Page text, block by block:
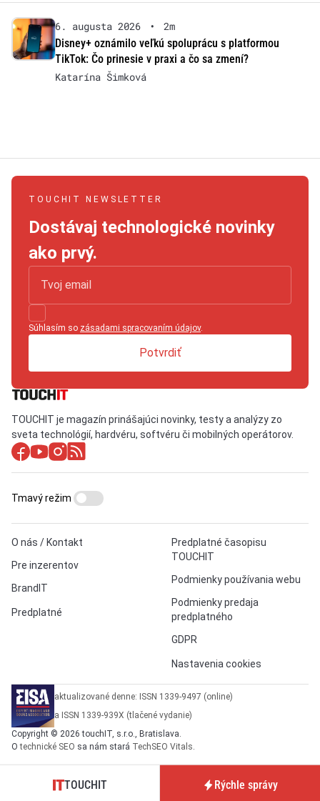
6. augusta 2026 •
2m
Disney+ oznámilo veľkú spoluprácu s platformou
TikTok: Čo prinesie v praxi a čo sa zmení?
Katarína Šimková
TOUCHIT NEWSLETTER
Dostávaj technologické novinky
ako prvý.
Súhlasím so zásadami spracovaním údajov.
Potvrdiť
TOUCHIT je magazín prinášajúci novinky, testy a analýzy zo
sveta technológií, hardvéru, softvéru či mobilných operátorov.
O nás / Kontakt
Pre inzerentov
BrandIT
Predplatné
Predplatné časopisu
TOUCHIT
Podmienky používania webu
Podmienky predaja
predplatného
GDPR
Nastavenia cookies
Tmavý režim
aktualizované denne: ISSN 1339-9497 (online)
a ISSN 1339-939X (tlačené vydanie)
Copyright © 2026 touchIT, s.r.o., Bratislava.
Otechnické SEO sa nám stará TechSEO Vitals.
TOUCHIT Rýchle správy